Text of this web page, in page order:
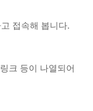
접속해 봅니다.
크 등이 나열되어